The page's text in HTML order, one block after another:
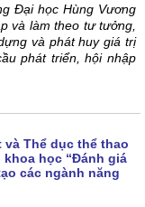
Đại học Hùng Vương
và làm theo tư tưởng,
và phát huy giá trị
phát triển, hội nhập
và Thể dục thể thao
học “Đánh giá
các ngành năng